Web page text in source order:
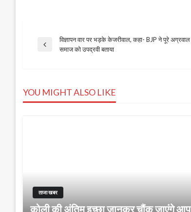
Post
Previous
विज्ञापन वार पर भड़के केजरीवाल, कहा- BJP ने पूरे अग्रवाल
समाज को उपद्रवी बताया
YOU MIGHT ALSO LIKE
ताजा खबर
कोली की अंतिम इच्छा जानकर चौंक जाएंगे आप